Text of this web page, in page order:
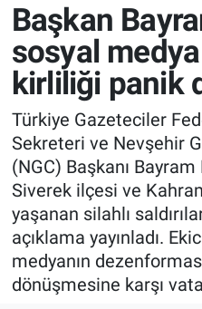
Başkan
sosyal medya
kirliliği panik
Türkiye Gazeteciler
Sekreteri ve Nevşehir
(NGC) Başkanı Bayram
Siverek ilçesi ve
yaşanan silahlı
açıklama yayınladı.
medyanın
dönüşmesine karşı
SEÇİM
Muşkara Özel
Ekonomi
Kapadokya
Turizm
Kültür - Sanat
Yaşam
Nevşehir Trafik
Süper Lig Puan
Tüm Manşetler
Son Dakika Haberleri
Haber Arşivi